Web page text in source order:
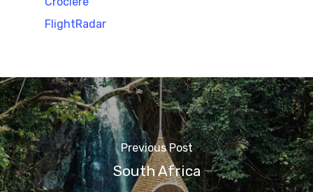
FlightRadar
Previous Post
South Africa